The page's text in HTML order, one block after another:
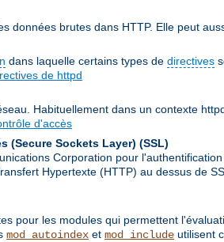
données brutes dans HTTP. Elle peut
dans laquelle certains types de directives
de httpd
Habituellement dans un contexte
d'accès
(Secure Sockets Layer) (SSL)
Corporation pour
Hypertexte (HTTP) au dessus de
pour les modules qui permettent
mod_autoindex et mod_include utilisent